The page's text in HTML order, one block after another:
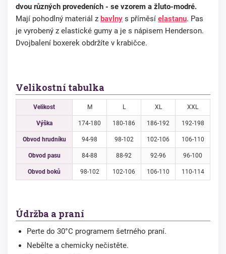
dvou různých provedeních - se vzorem a žluto-modré.
Mají pohodlný materiál z bavlny s příměsí elastanu. Pas
je vyrobený z elastické gumy a je s nápisem Henderson.
Dvojbalení boxerek obdržíte v krabičce.
Velikostní tabulka
Velikost M L XL XXL
Výška 174-180 180-186 186-192 192-198
Obvod hrudníku 94-98 98-102 102-106 106-110
Obvod pasu 84-88 88-92 92-96 96-100
Obvod boků 98-102 102-106 106-110 110-114
Údržba a praní
Perte do 30°C programem šetrného praní.
Nebělte a chemicky nečistěte.